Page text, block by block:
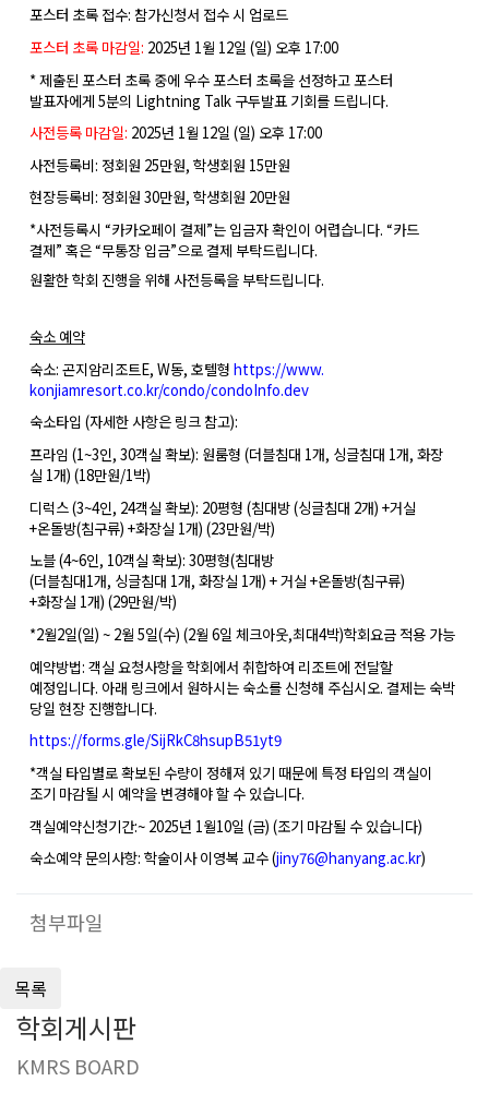
포스터 초록 접수: 참가신청서 접수 시 업로드
포스터 초록 마감일: 2025년 1월 12일 (일) 오후 17:00
*제출된 포스터 초록 중에 우수 포스터 초록을 선정하고 포스터
발표자에게 5분의 Lightning Talk 구두발표 기회를 드립니다.
사전등록 마감일: 2025년 1월 12일 (일) 오후 17:00
사전등록비: 정회원 25만원, 학생회원 15만원
현장등록비: 정회원 30만원, 학생회원 20만원
*사전등록시 “카카오페이 결제”는 입금자 확인이 어렵습니다. “카드
결제” 혹은“무통장 입금”으로 결제 부탁드립니다.
원활한 학회 진행을 위해 사전등록을 부탁드립니다.
숙소 예약
숙소: 곤지암리조트E, W동, 호텔형 https://www.
konjiamresort.co.kr/condo/condoInfo.dev
숙소타입 (자세한 사항은 링크 참고):
프라임 (1~3인, 30객실 확보): 원룸형 (더블침대 1개, 싱글침대 1개, 화장
실 1개) (18만원/1박)
디럭스(3~4인, 24객실 확보): 20평형 (침대방(싱글침대 2개) +거실
+온돌방(침구류) +화장실 1개) (23만원/박)
노블(4~6인, 10객실 확보): 30평형(침대방
(더블침대1개, 싱글침대 1개, 화장실 1개) +거실 +온돌방(침구류)
+화장실 1개) (29만원/박)
*2월2일(일) ~ 2월 5일(수) (2월 6일 체크아웃,최대4박)학회요금 적용 가능
예약방법: 객실 요청사항을 학회에서 취합하여 리조트에 전달할
예정입니다. 아래 링크에서 원하시는 숙소를 신청해 주십시오. 결제는 숙박
당일 현장 진행합니다.
https://forms.gle/SijRkC8hsupB51yt9
*객실 타입별로 확보된 수량이 정해져 있기 때문에 특정 타입의 객실이
조기 마감될 시 예약을 변경해야 할 수 있습니다.
객실예약신청기간:~ 2025년 1월10일 (금) (조기 마감될 수 있습니다)
숙소예약 문의사항: 학술이사 이영복 교수(jiny76@hanyang.ac.kr)
첨부파일
학회게시판
KMRS BOARD